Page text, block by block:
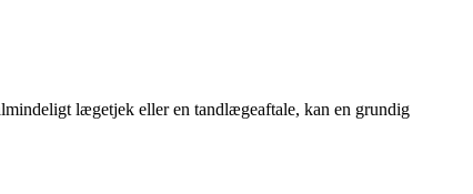
lægetjek eller en tandlægeaftale, kan en grundig